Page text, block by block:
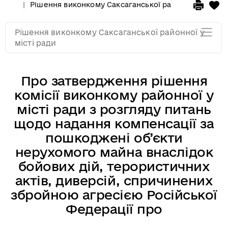
Рішення виконкому Саксаганської районної у місті
Про затвердження рішення
комісії виконкому районної у
місті ради з розгляду питань
щодо надання компенсації за
пошкоджені об’єкти
нерухомого майна внаслідок
бойових дій, терористичних
актів, диверсій, спричинених
збройною агресією Російської
Федерації про
Рішення виконкому Саксаганської районної у
місті ради
Засідання за 2011
Засідання за 2010